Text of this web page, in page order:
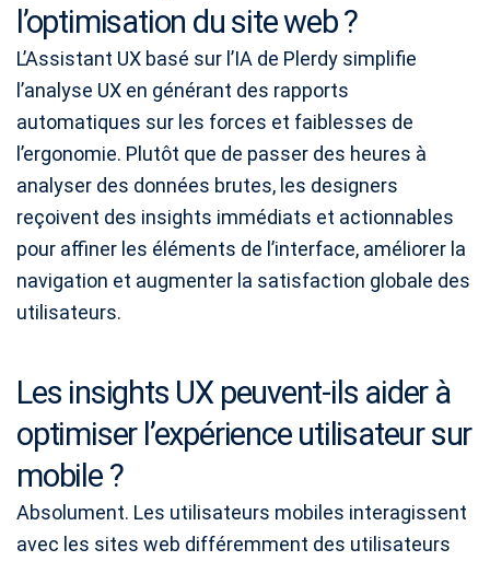
l’optimisation du site web ?
L’Assistant UX basé sur l’IA de Plerdy simplifie
l’analyse UX en générant des rapports
automatiques sur les forces et faiblesses de
l’ergonomie. Plutôt que de passer des heures à
analyser des données brutes, les designers
reçoivent des insights immédiats et actionnables
pour affiner les éléments de l’interface, améliorer la
navigation et augmenter la satisfaction globale des
utilisateurs.
Les insights UX peuvent-ils aider à
optimiser l’expérience utilisateur sur
mobile ?
Absolument. Les utilisateurs mobiles interagissent
avec les sites web différemment des utilisateurs